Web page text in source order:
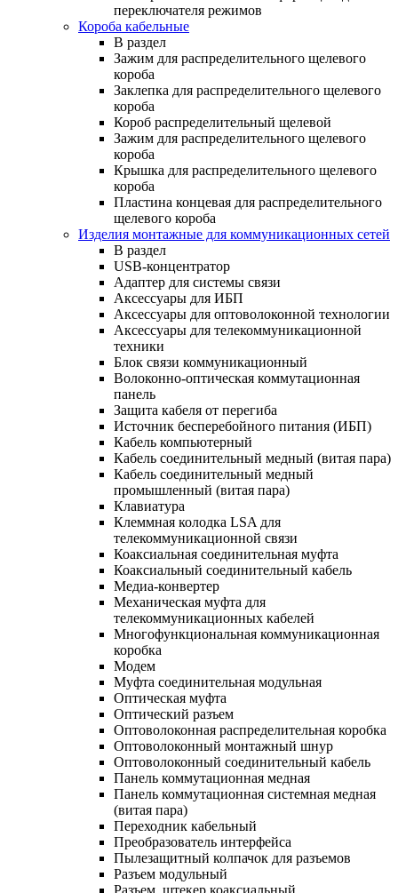
переключателя режимов
Короба кабельные
В раздел
Зажим для распределительного щелевого
короба
Заклепка для распределительного щелевого
короба
Короб распределительный щелевой
Зажим для распределительного щелевого
короба
Крышка для распределительного щелевого
короба
Пластина концевая для распределительного
щелевого короба
Изделия монтажные для коммуникационных сетей
В раздел
USB-концентратор
Адаптер для системы связи
Аксессуары для ИБП
Аксессуары для оптоволоконной технологии
Аксессуары для телекоммуникационной
техники
Блок связи коммуникационный
Волоконно-оптическая коммутационная
панель
Защита кабеля от перегиба
Источник бесперебойного питания (ИБП)
Кабель компьютерный
Кабель соединительный медный (витая пара)
Кабель соединительный медный
промышленный (витая пара)
Клавиатура
Клеммная колодка LSA для
телекоммуникационной связи
Коаксиальная соединительная муфта
Коаксиальный соединительный кабель
Медиа-конвертер
Механическая муфта для
телекоммуникационных кабелей
Многофункциональная коммуникационная
коробка
Модем
Муфта соединительная модульная
Оптическая муфта
Оптический разъем
Оптоволоконная распределительная коробка
Оптоволоконный монтажный шнур
Оптоволоконный соединительный кабель
Панель коммутационная медная
Панель коммутационная системная медная
(витая пара)
Переходник кабельный
Преобразователь интерфейса
Пылезащитный колпачок для разъемов
Разъем модульный
Разъем, штекер коаксиальный